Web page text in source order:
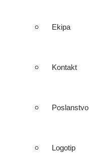
Ekipa
Kontakt
Poslanstvo
Logotip